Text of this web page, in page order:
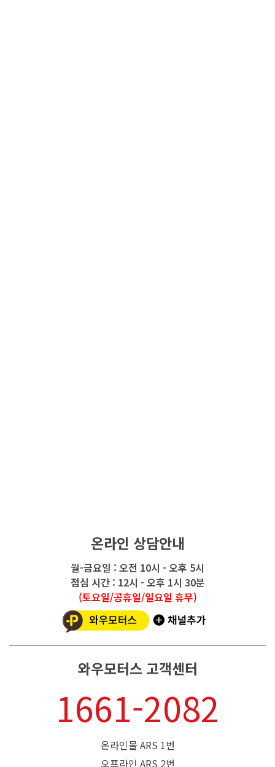
온라인 상담안내
월-금요일 : 오전 10시 - 오후 5시
점심 시간 : 12시 - 오후 1시 30분
(토요일/공휴일/일요일 휴무)
와우모터스 고객센터
1661-2082
온라인몰 ARS 1번
오프라인 ARS 2번